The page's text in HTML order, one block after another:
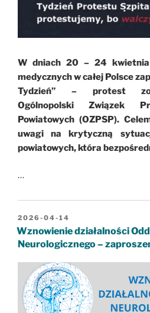
W dniach 20 – 24
medycznych w całej Polsce
Tydzień” – protest
Ogólnopolski Związek
Powiatowych (OZPSP).
uwagi na krytyczną
powiatowych, która
…
OPUBLIKOWANE
W
2026-04-14
Wznowienie działalności
Neurologicznego –